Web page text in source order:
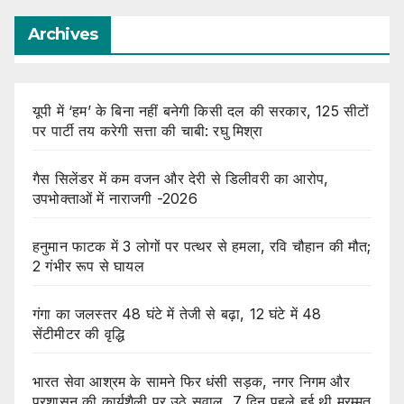
Archives
यूपी में ‘हम’ के बिना नहीं बनेगी किसी दल की सरकार, 125 सीटों
पर पार्टी तय करेगी सत्ता की चाबी: रघु मिश्रा
गैस सिलेंडर में कम वजन और देरी से डिलीवरी का आरोप,
उपभोक्ताओं में नाराजगी -2026
हनुमान फाटक में 3 लोगों पर पत्थर से हमला, रवि चौहान की मौत;
2 गंभीर रूप से घायल
गंगा का जलस्तर 48 घंटे में तेजी से बढ़ा, 12 घंटे में 48
सेंटीमीटर की वृद्धि
भारत सेवा आश्रम के सामने फिर धंसी सड़क, नगर निगम और